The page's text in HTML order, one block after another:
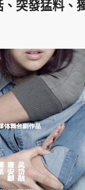
突發猛料、